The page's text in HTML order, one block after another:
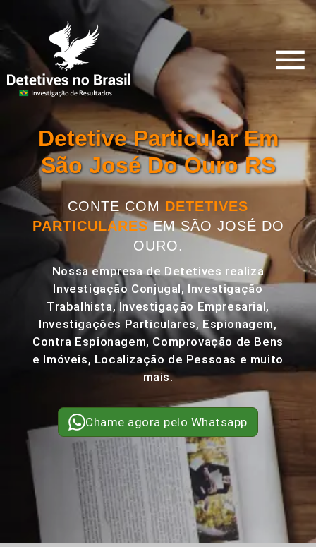
Detetive Particular Em
São José Do Ouro RS
CONTE COM DETETIVES
PARTICULARESEM SÃO JOSÉ DO
OURO.
Nossa empresa de Detetives realiza
Investigação Conjugal, Investigação
Trabalhista, Investigação Empresarial,
Investigações Particulares, Espionagem,
Contra Espionagem, Comprovação de Bens
e Imóveis, Localização de Pessoas e muito
mais.
Chame agora pelo Whatsapp